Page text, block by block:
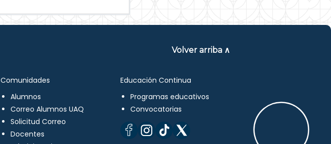
Volver arriba ∧
Comunidades
Alumnos
Correo Alumnos UAQ
Solicitud Correo
Docentes
Educación Continua
Programas educativos
Convocatorias